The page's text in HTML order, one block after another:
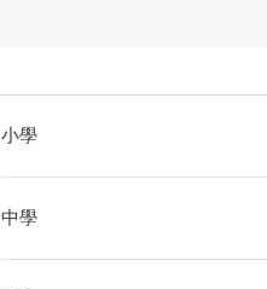
小學
中學